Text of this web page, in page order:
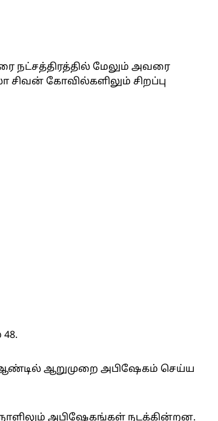
நட்சத்திரத்தில் மேலும் அவரை
சிவன் கோவில்களிலும் சிறப்பு
ஆண்டில் ஆறுமுறை அபிஷேகம் செய்ய
நாளிலும் அபிஷேகங்கள் நடக்கின்றன.